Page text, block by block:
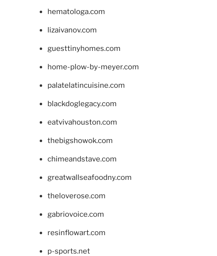
hematologa.com
lizaivanov.com
guesttinyhomes.com
home-plow-by-meyer.com
palatelatincuisine.com
blackdoglegacy.com
eatvivahouston.com
thebigshowok.com
chimeandstave.com
greatwallseafoodny.com
theloverose.com
gabriovoice.com
resinflowart.com
p-sports.net